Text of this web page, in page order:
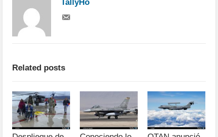
TallyHo
Related posts